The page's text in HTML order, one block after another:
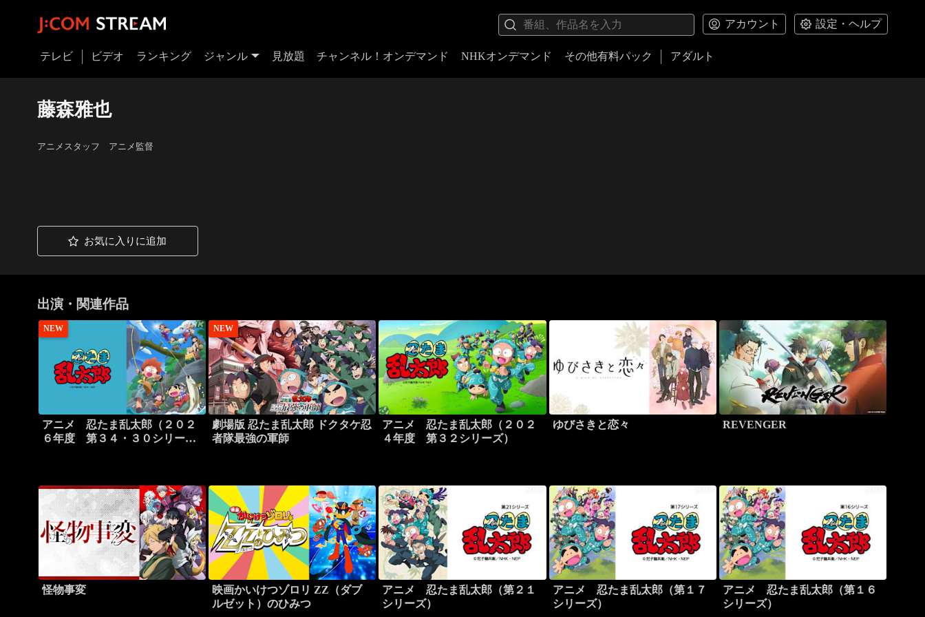
アカウント 設定・ヘルプ
テレビ ビデオ ランキング ジャンル 見放題 チャンネル！オンデマンド NHKオンデマンド その他有料パック アダルト
藤森雅也
アニメスタッフ アニメ監督
お気に入りに追加
出演・関連作品
NEW
アニメ 忍たま乱太郎（２０２
６年度 第３４・３０シリーズ
NEW
劇場版 忍たま乱太郎 ドクタケ忍
者隊最強の軍師
アニメ 忍たま乱太郎（２０２
４年度 第３２シリーズ）
ゆびさきと恋々 REVENGER
怪物事変
映画かいけつゾロリ ZZ（ダブ
ルゼット）のひみつ
アニメ 忍たま乱太郎（第２１
シリーズ）
アニメ 忍たま乱太郎（第１７
シリーズ）
アニメ 忍たま乱太郎（第１６
シリーズ）